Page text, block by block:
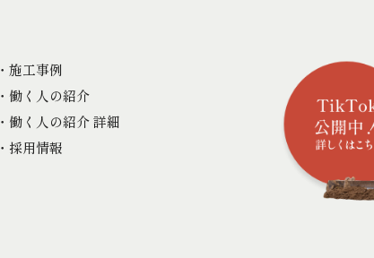
・施工事例
・働く人の紹介
・働く人の紹介 詳細
・採用情報